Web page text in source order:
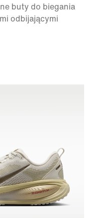
buty do biegania
odbijającymi